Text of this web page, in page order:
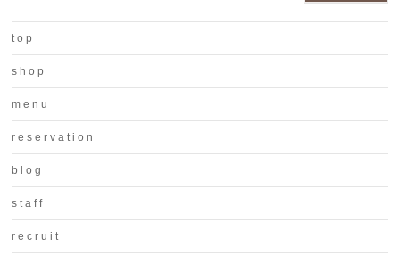
t o p
s h o p
m e n u
r e s e r v a t i o n
b l o g
s t a f f
r e c r u i t